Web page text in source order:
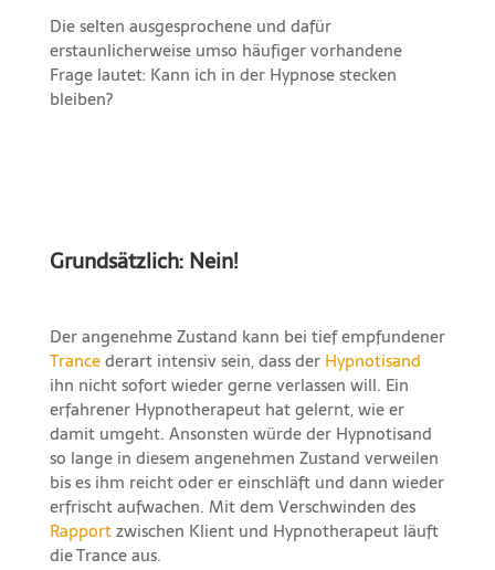
Die selten ausgesprochene und dafür
erstaunlicherweise umso häufiger vorhandene
Frage lautet: Kann ich in der Hypnose stecken
bleiben?
Grundsätzlich: Nein!
Der angenehme Zustand kann bei tief empfundener
Trancederart intensiv sein, dass der Hypnotisand
ihn nicht sofort wieder gerne verlassen will. Ein
erfahrener Hypnotherapeut hat gelernt, wie er
damit umgeht. Ansonsten würde der Hypnotisand
so lange in diesem angenehmen Zustand verweilen
bis es ihm reicht oder er einschläft und dann wieder
erfrischt aufwachen. Mit dem Verschwinden des
Rapportzwischen Klient und Hypnotherapeut läuft
die Trance aus.